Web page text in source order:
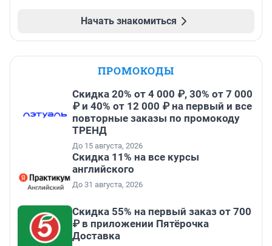
Начать знакомиться
ПРОМОКОДЫ
Скидка 20% от 4 000 ₽, 30% от 7 000
₽ и 40% от 12 000 ₽ на первый и все
повторные заказы по промокоду
ТРЕНД
До 15 августа, 2026
Скидка 11% на все курсы
английского
До 31 августа, 2026
Скидка 55% на первый заказ от 700
₽ в приложении Пятёрочка
Доставка